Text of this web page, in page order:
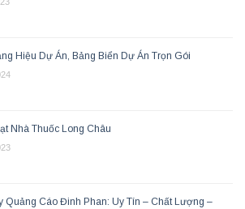
Hiệu Dự Án, Bảng Biển Dự Án Trọn Gói
Nhà Thuốc Long Châu
Quảng Cáo Đinh Phan: Uy Tín – Chất Lượng –